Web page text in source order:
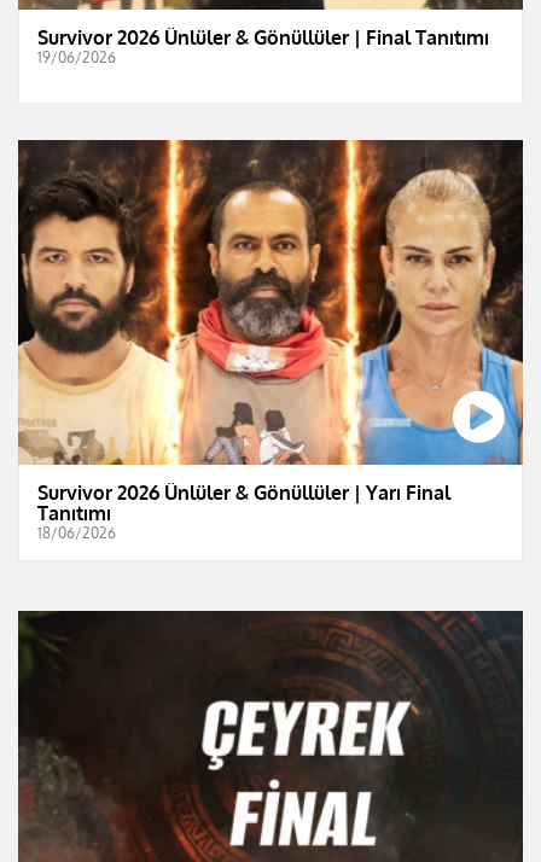
Survivor 2026 Ünlüler & Gönüllüler | Final Tanıtımı
19/06/2026
Survivor 2026 Ünlüler & Gönüllüler | Yarı Final
Tanıtımı
18/06/2026